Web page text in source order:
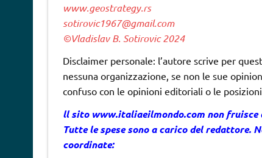
www.geostrategy.rs
sotirovic1967@gmail.com
©Vladislav B. Sotirovic 2024
Disclaimer personale: l’autore scrive per
nessuna organizzazione, se non le sue
confuso con le opinioni editoriali o le
ll sito www.italiaeilmondo.com non fruisce
Tutte le spese sono a carico del redattore.
coordinate: